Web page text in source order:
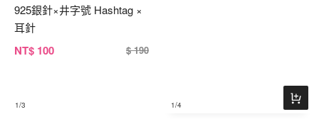
1/3
925銀針×井字號 Hashtag ×
耳針
NT$ 100 $ 190
1/4